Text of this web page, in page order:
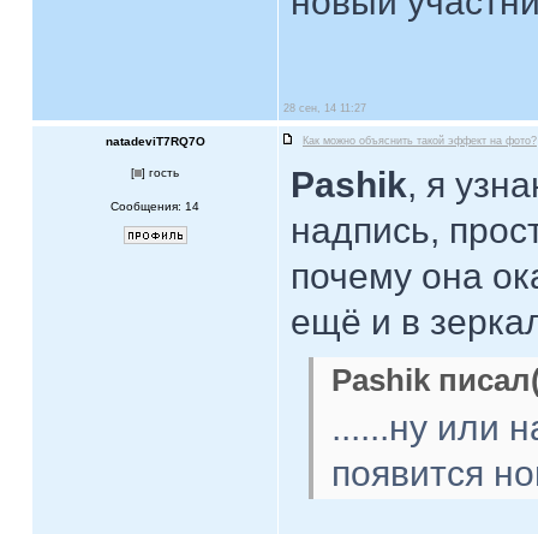
28 сен, 14 11:27
natadeviT7RQ7O Как можно объяснить такой эффект на фото?
[ ] гость
Сообщения: 14
Pashik, я
надпись,
почему она
ещё и в
Pashik
......ну или
появится